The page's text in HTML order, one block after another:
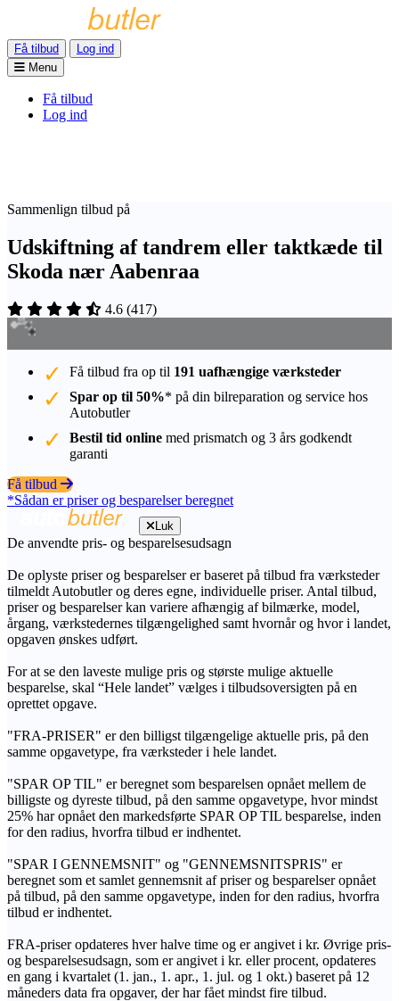
Få tilbud
Log ind
Menu
Få tilbud
Log ind
Sammenlign tilbud på
Udskiftning af tandrem eller taktkæde til
Skoda nær Aabenraa
4.6 (417)
Få tilbud fra op til 191 uafhængige værksteder
Spar op til 50%* på din bilreparation og service hos
Autobutler
Bestil tid online med prismatch og 3 års godkendt
garanti
Få tilbud
*Sådan er priser og besparelser beregnet
Luk
De anvendte pris- og besparelsesudsagn
De oplyste priser og besparelser er baseret på tilbud fra værksteder
tilmeldt Autobutler og deres egne, individuelle priser. Antal tilbud,
priser og besparelser kan variere afhængig af bilmærke, model,
årgang, værkstedernes tilgængelighed samt hvornår og hvor i landet,
opgaven ønskes udført.
For at se den laveste mulige pris og største mulige aktuelle
besparelse, skal “Hele landet” vælges i tilbudsoversigten på en
oprettet opgave.
"FRA-PRISER" er den billigst tilgængelige aktuelle pris, på den
samme opgavetype, fra værksteder i hele landet.
"SPAR OP TIL" er beregnet som besparelsen opnået mellem de
billigste og dyreste tilbud, på den samme opgavetype, hvor mindst
25% har opnået den markedsførte SPAR OP TIL besparelse, inden
for den radius, hvorfra tilbud er indhentet.
"SPAR I GENNEMSNIT" og "GENNEMSNITSPRIS" er
beregnet som et samlet gennemsnit af priser og besparelser opnået
på tilbud, på den samme opgavetype, inden for den radius, hvorfra
tilbud er indhentet.
FRA-priser opdateres hver halve time og er angivet i kr. Øvrige pris-
og besparelsesudsagn, som er angivet i kr. eller procent, opdateres
en gang i kvartalet (1. jan., 1. apr., 1. jul. og 1 okt.) baseret på 12
måneders data fra opgaver, der har fået mindst fire tilbud.